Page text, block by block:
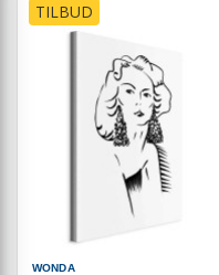
TILBUD
WONDA